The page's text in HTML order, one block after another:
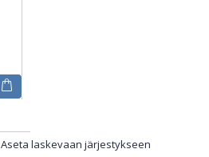
Aseta laskevaan järjestykseen